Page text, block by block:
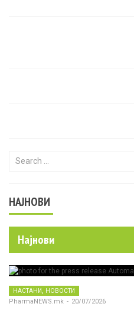
Search for:
НАЈНОВИ
Најнови
НАСТАНИ НОВОСТИ
PharmaNEWS.mk - 20/07/2026